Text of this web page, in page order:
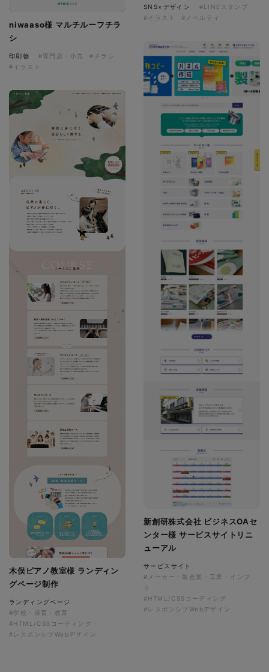
niwaaso様 マルチルーフチラ
シ
印刷物 #専門店・小売
#チラシ
#イラスト
SNS×デザイン
#LINEスタンプ
#イラスト
#ノベルティ
新創研株式会社 ビジネスOAセ
ンター様 サービスサイトリニ
ューアル
サービスサイト
#メーカー・製造業・工業・インフ
ラ
#HTML/CSSコーディング
#レスポンシブWebデザイン
木俣ピアノ教室様 ランディン
グページ制作
ランディングページ
#学校・保育・教育
#HTML/CSSコーディング
#レスポンシブWebデザイン